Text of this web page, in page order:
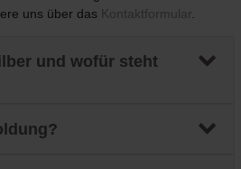
uns über das Kontaktformular.
und wofür steht